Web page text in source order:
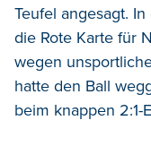
Teufel angesagt.
die Rote Karte für
wegen
hatte den Ball
beim knappen 2:1-